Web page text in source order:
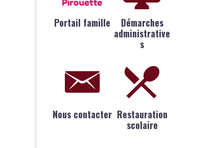
Portail famille
Démarches
administrative
s
Nous contacter Restauration
scolaire